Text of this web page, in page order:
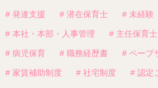
# 発達支援 # 潜在保育士 # 未経験
# 本社・本部・人事管理 # 主任保育士
# 病児保育 # 職務経歴書 # ペープ
# 家賃補助制度 # 社宅制度 # 認定